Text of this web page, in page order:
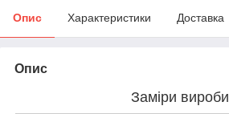
Опис Характеристики Доставка
Опис
Заміри вироби